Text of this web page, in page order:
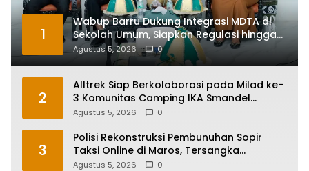
1
Wabup Barru Dukung Integrasi MDTA di
Sekolah Umum, Siapkan Regulasi hingga
Tim Khusus
Agustus 5, 2026 0
2
Alltrek Siap Berkolaborasi pada Milad ke-
3 Komunitas Camping IKA Smandel
Makassar di Malino
Agustus 5, 2026 0
3
Polisi Rekonstruksi Pembunuhan Sopir
Taksi Online di Maros, Tersangka
Peragakan 24 Adegan
Agustus 5, 2026 0